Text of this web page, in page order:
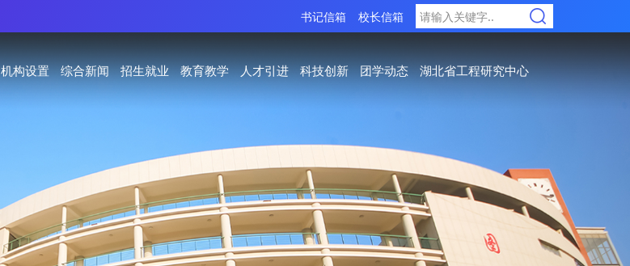
书记信箱 校长信箱
机构设置 综合新闻 招生就业 教育教学 人才引进 科技创新 团学动态 湖北省工程研究中心